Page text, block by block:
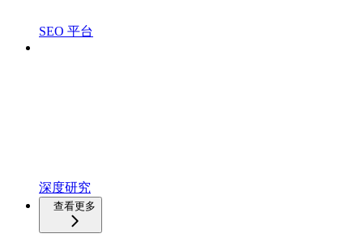
SEO 平台
深度研究
查看更多